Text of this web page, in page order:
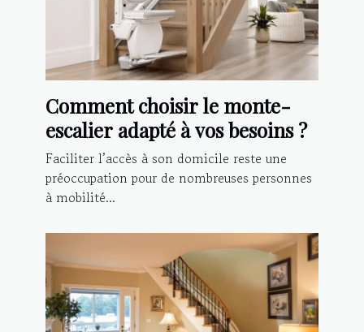
Comment choisir le monte-
escalier adapté à vos besoins ?
Faciliter l’accès à son domicile reste une
préoccupation pour de nombreuses personnes
à mobilité...